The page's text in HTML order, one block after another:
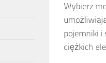
Wybierz
pojemniki i
ciężkich